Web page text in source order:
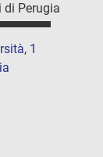
di Perugia
1